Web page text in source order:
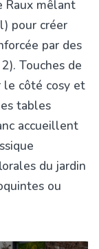
Raux mêlant
pour créer
par des
Touches de
le côté cosy et
tables
accueillent
du jardin
ou